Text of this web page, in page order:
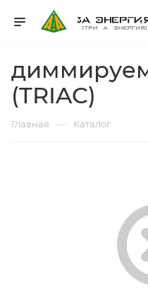
(TRIAC)
Главная — Каталог